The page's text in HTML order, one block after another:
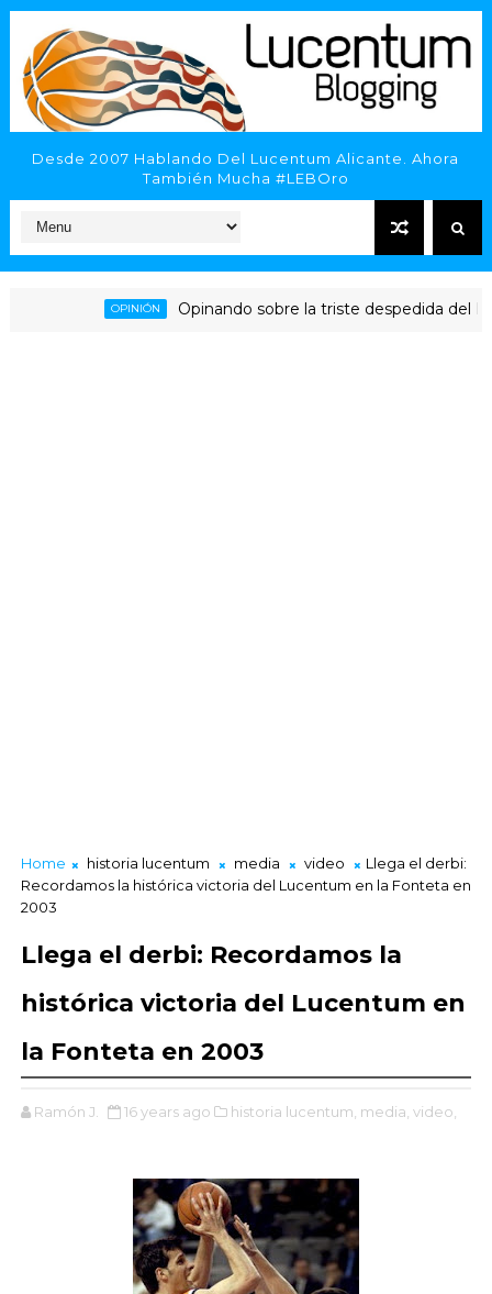
Desde 2007 Hablando Del Lucentum Alicante. Ahora
También Mucha #LEBOro
Opinando sobre la triste despedida del HLA
Home historia lucentum media video
Llega el derbi:
Recordamos la histórica victoria del Lucentum en la Fonteta en
2003
Llega el derbi: Recordamos la
histórica victoria del Lucentum en
la Fonteta en 2003
Ramón J. 16 years ago historia lucentum, media, video,